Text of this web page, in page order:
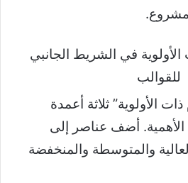
الأولوية” ثلاثة أعمدة
أضف عناصر إلى
والمتوسطة والمنخفضة